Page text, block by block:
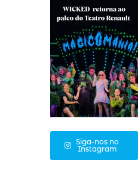
Siga-nos no
Instagram